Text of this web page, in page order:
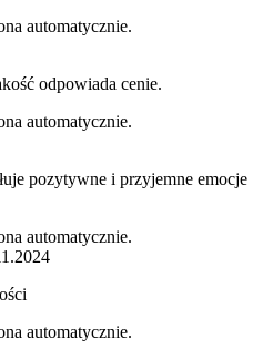
automatycznie.
odpowiada cenie.
automatycznie.
pozytywne i przyjemne emocje
automatycznie.
automatycznie.